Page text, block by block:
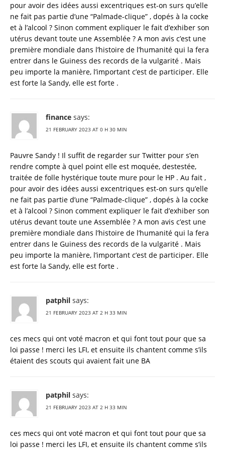
pour avoir des idées aussi excentriques est-on surs qu’elle
ne fait pas partie d’une “Palmade-clique” , dopés à la cocke
et à l’alcool ? Sinon comment expliquer le fait d’exhiber son
utérus devant toute une Assemblée ? A mon avis c’est une
première mondiale dans l’histoire de l’humanité qui la fera
entrer dans le Guiness des records de la vulgarité . Mais
peu importe la manière, l’important c’est de participer. Elle
est forte la Sandy, elle est forte .
finance says:
21 FEBRUARY 2023 AT 0 H 30 MIN
Pauvre Sandy ! Il suffit de regarder sur Twitter pour s’en
rendre compte à quel point elle est moquée, destestée,
traitée de folle hystérique toute mure pour le HP . Au fait ,
pour avoir des idées aussi excentriques est-on surs qu’elle
ne fait pas partie d’une “Palmade-clique” , dopés à la cocke
et à l’alcool ? Sinon comment expliquer le fait d’exhiber son
utérus devant toute une Assemblée ? A mon avis c’est une
première mondiale dans l’histoire de l’humanité qui la fera
entrer dans le Guiness des records de la vulgarité . Mais
peu importe la manière, l’important c’est de participer. Elle
est forte la Sandy, elle est forte .
patphil says:
21 FEBRUARY 2023 AT 2 H 33 MIN
ces mecs qui ont voté macron et qui font tout pour que sa
loi passe ! merci les LFI, et ensuite ils chantent comme s’ils
étaient des scouts qui avaient fait une BA
patphil says:
21 FEBRUARY 2023 AT 2 H 33 MIN
ces mecs qui ont voté macron et qui font tout pour que sa
loi passe ! merci les LFI, et ensuite ils chantent comme s’ils